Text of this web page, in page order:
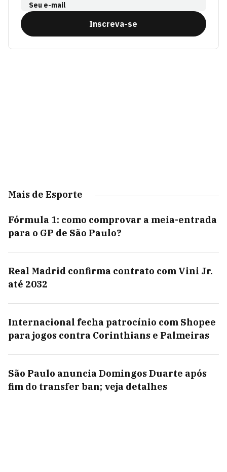
Seu e-mail
Inscreva-se
Mais de Esporte
Fórmula 1: como comprovar a meia-entrada
para o GP de São Paulo?
Real Madrid confirma contrato com Vini Jr.
até 2032
Internacional fecha patrocínio com Shopee
para jogos contra Corinthians e Palmeiras
São Paulo anuncia Domingos Duarte após
fim do transfer ban; veja detalhes